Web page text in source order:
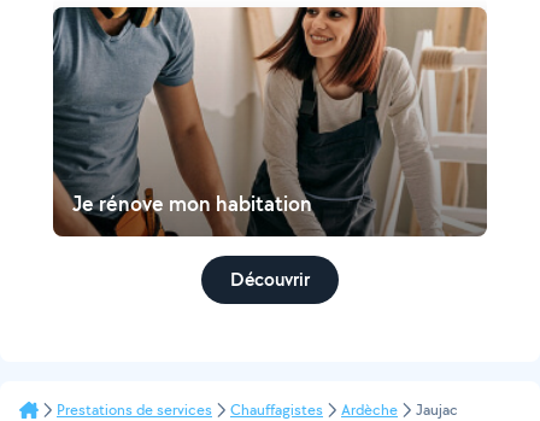
Je rénove mon habitation
Découvrir
Prestations de services Chauffagistes Ardèche Jaujac